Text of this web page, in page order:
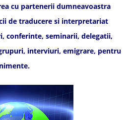
cu partenerii dumneavoastra
de traducere si interpretariat
conferinte, seminarii, delegatii,
interviuri, emigrare, pentru